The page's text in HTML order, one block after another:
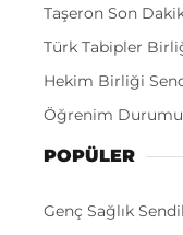
Taşeron Son
Türk Tabipler
Hekim Birliği
Öğrenim
POPÜLER
Genç Sağlık